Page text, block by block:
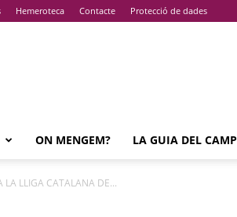
Hemeroteca Contacte Protecció de dades
ON MENGEM? LA GUIA DEL CAMP
LA LLIGA CATALANA DE...